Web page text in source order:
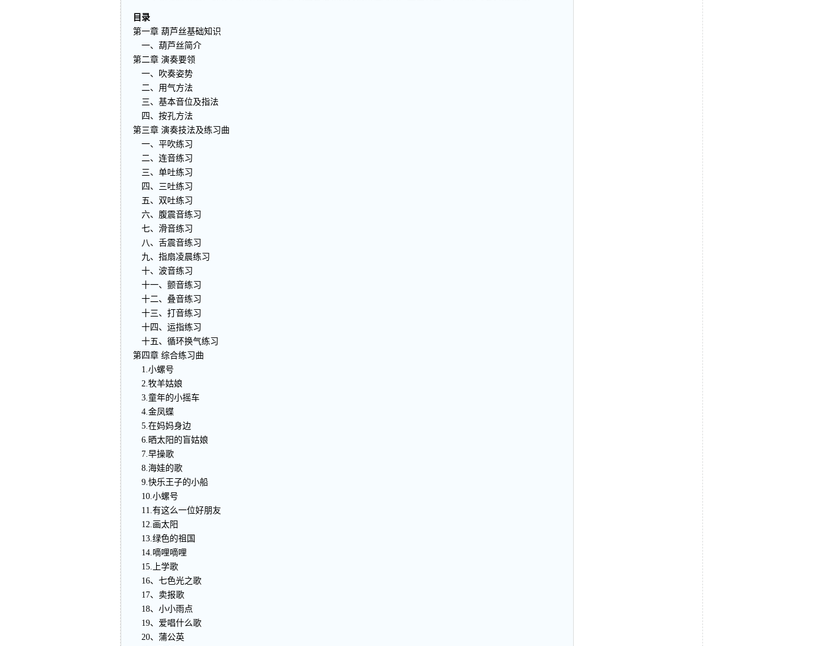
目录
第一章 葫芦丝基础知识
一、葫芦丝简介
第二章 演奏要领
一、吹奏姿势
二、用气方法
三、基本音位及指法
四、按孔方法
第三章 演奏技法及练习曲
一、平吹练习
二、连音练习
三、单吐练习
四、三吐练习
五、双吐练习
六、腹震音练习
七、滑音练习
八、舌震音练习
九、指扇凌晨练习
十、波音练习
十一、颤音练习
十二、叠音练习
十三、打音练习
十四、运指练习
十五、循环换气练习
第四章 综合练习曲
1.小螺号
2.牧羊姑娘
3.童年的小摇车
4.金凤蝶
5.在妈妈身边
6.晒太阳的盲姑娘
7.早操歌
8.海娃的歌
9.快乐王子的小船
10.小螺号
11.有这么一位好朋友
12.画太阳
13.绿色的祖国
14.嘀哩嘀哩
15.上学歌
16、七色光之歌
17、卖报歌
18、小小雨点
19、爱唱什么歌
20、蒲公英